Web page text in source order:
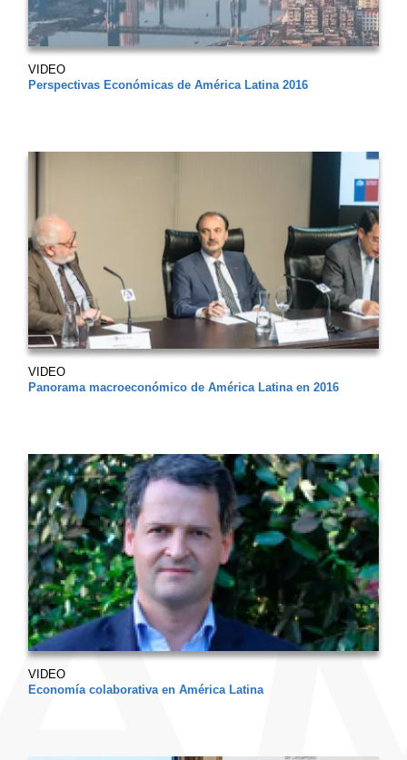
VIDEO
Perspectivas Económicas de América Latina 2016
VIDEO
Panorama macroeconómico de América Latina en 2016
VIDEO
Economía colaborativa en América Latina